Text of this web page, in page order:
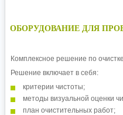
ОБОРУДОВАНИЕ ДЛЯ
Комплексное решение по
Решение включает в себя:
критерии чистоты;
методы визуальной оценки
план очистительных работ;